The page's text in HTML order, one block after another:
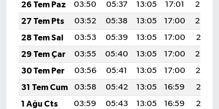
26 Tem Paz
03:50 05:37 13:05 17:01
20:23
27 Tem Pts
03:52 05:38 13:05 17:00
20:22
28 Tem Sal
03:53 05:39 13:05 17:00
20:21
29 Tem Çar
03:55 05:40 13:05 17:00
20:20
30 Tem Per
03:56 05:41 13:05 17:00
20:19
31 Tem Cum
03:58 05:42 13:05 16:59
20:18
1 Ağu Cts
03:59 05:43 13:05 16:59
20:17